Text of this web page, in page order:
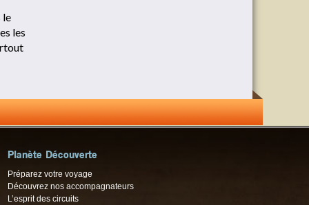
le
les
Planète Découverte
Préparez votre voyage
Découvrez nos accompagnateurs
L’esprit des circuits